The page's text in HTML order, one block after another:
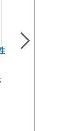
島嶼食紀[3本不